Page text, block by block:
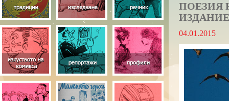
ПОЕЗИЯ
ИЗДАНИЕ
04.01.2015